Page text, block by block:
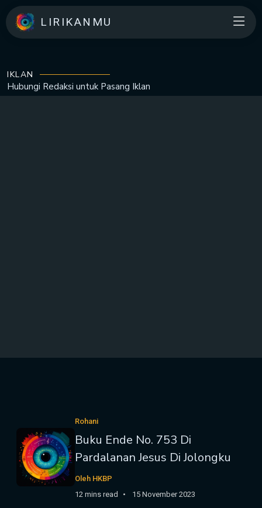
LIRIKANMU
IKLAN
Hubungi Redaksi untuk Pasang Iklan
Rohani
Buku Ende No. 753 Di
Pardalanan Jesus Di Jolongku
Oleh HKBP
12 mins read
15 November 2023